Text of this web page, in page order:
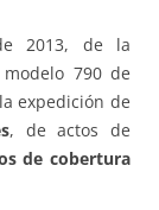
2013, de la
790 de
expedición de
, de actos de
de cobertura